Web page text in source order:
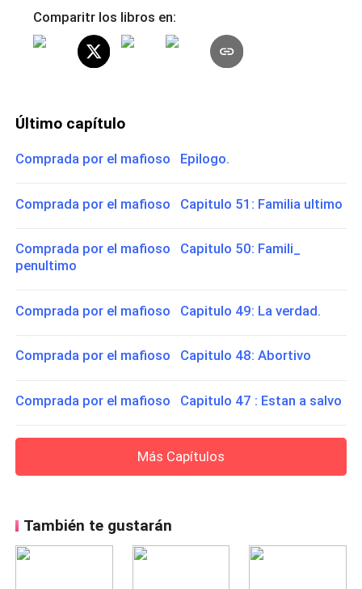
Comparitr los libros en:
Último capítulo
Comprada por el mafioso Epilogo.
Comprada por el mafioso Capitulo 51: Familia ultimo
Comprada por el mafioso Capitulo 50: Famili_
penultimo
Comprada por el mafioso Capitulo 49: La verdad.
Comprada por el mafioso Capitulo 48: Abortivo
Comprada por el mafioso Capitulo 47 : Estan a salvo
Más Capítulos
También te gustarán